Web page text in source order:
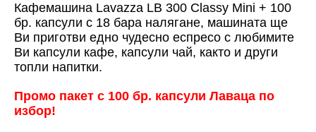
Кафемашина Lavazza LB 300 Classy Mini + 100
бр. капсули с 18 бара налягане, машината ще
Ви приготви едно чудесно еспресо с любимите
Ви капсули кафе, капсули чай, както и други
топли напитки.
Промо пакет с 100 бр. капсули Лаваца по
избор!